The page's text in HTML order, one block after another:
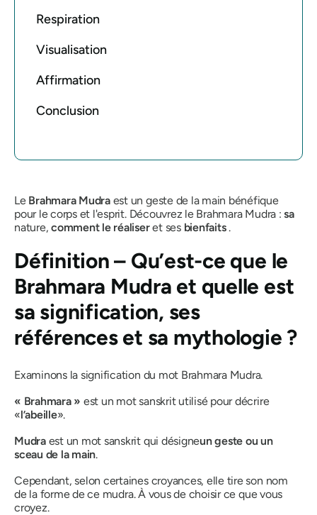
Respiration
Visualisation
Affirmation
Conclusion
Le Brahmara Mudraest un geste de la main bénéfique
pour le corps et l'esprit. Découvrez le Brahmara Mudra :sa
nature,comment le réaliseret ses bienfaits.
Définition – Qu’est-ce que le
Brahmara Mudra et quelle est
sa signification, ses
références et sa mythologie ?
Examinons la signification du mot Brahmara Mudra.
« Brahmara » est un mot sanskrit utilisé pour décrire
«l’abeille».
Mudraest un mot sanskrit qui désigneun geste ou un
sceau de la main.
Cependant, selon certaines croyances, elle tire son nom
de la forme de ce mudra. À vous de choisir ce que vous
croyez.